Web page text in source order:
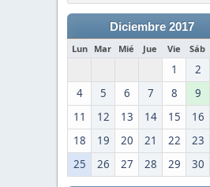
Diciembre 2017
Lun Mar Mié Jue Vie Sáb
1 2
4
5 6 7 8 9
11
12 13 14 15 16
18
19 20 21 22 23
25
26 27 28 29 30